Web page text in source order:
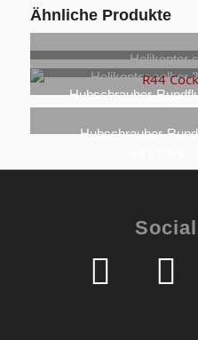
Ähnliche Produkte
Helikopter
489,00€
Helikopter selber
349,00€
Hubschrauber-
699,00€
Hubschrauber-